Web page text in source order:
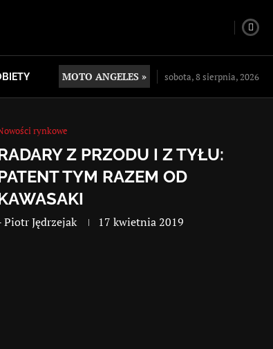
MOTO ANGELES » sobota, 8 sierpnia, 2026
rynkowe
Z PRZODU I Z TYŁU:
TYM RAZEM OD
Piotr Jędrzejak 17 kwietnia 2019